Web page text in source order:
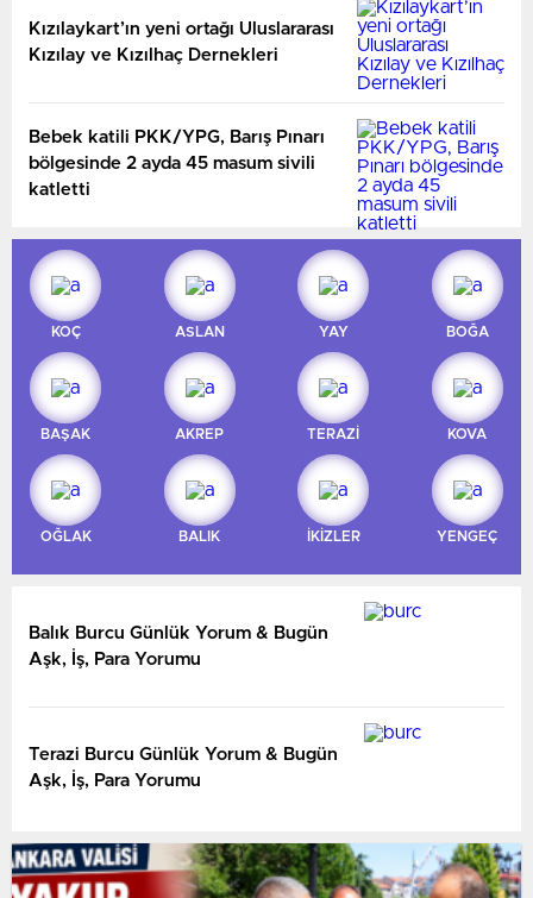
Kızılaykart’ın yeni ortağı Uluslararası
Kızılay ve Kızılhaç Dernekleri
Bebek katili PKK/YPG, Barış Pınarı
bölgesinde 2 ayda 45 masum sivili
katletti
KOÇ ASLAN YAY BOĞA
BAŞAK AKREP TERAZİ KOVA
OĞLAK BALIK İKİZLER YENGEÇ
Balık Burcu Günlük Yorum & Bugün
Aşk, İş, Para Yorumu
Terazi Burcu Günlük Yorum & Bugün
Aşk, İş, Para Yorumu